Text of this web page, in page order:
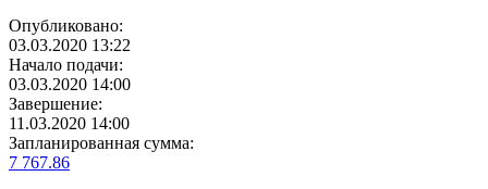
Опубликовано:
03.03.2020 13:22
Начало подачи:
03.03.2020 14:00
Завершение:
11.03.2020 14:00
Запланированная сумма:
7 767.86